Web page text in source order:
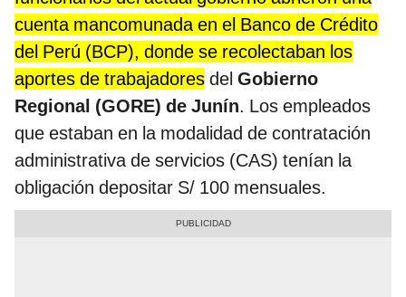
cuenta mancomunada en el Banco de Crédito
del Perú (BCP), donde se recolectaban los
aportes de trabajadores del Gobierno
Regional (GORE) de Junín. Los empleados
que estaban en la modalidad de contratación
administrativa de servicios (CAS) tenían la
obligación depositar S/ 100 mensuales.